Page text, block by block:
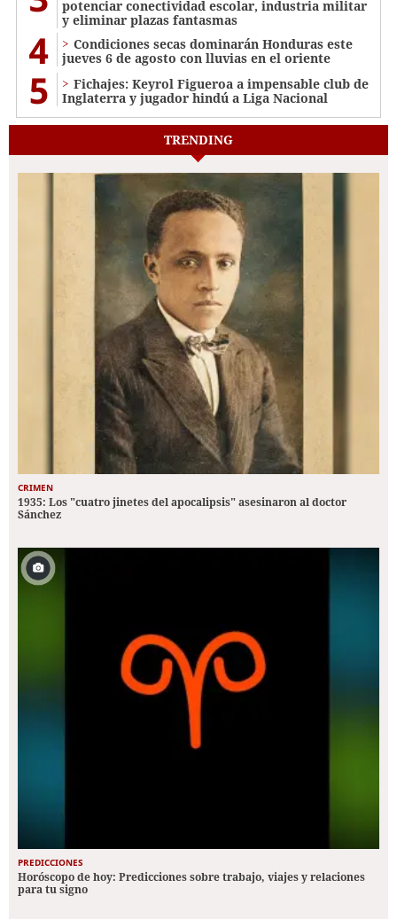
potenciar conectividad escolar, industria militar
y eliminar plazas fantasmas
4
Condiciones secas dominarán Honduras este
jueves 6 de agosto con lluvias en el oriente
5
Fichajes: Keyrol Figueroa a impensable club de
Inglaterra y jugador hindú a Liga Nacional
TRENDING
CRIMEN
1935: Los "cuatro jinetes del apocalipsis" asesinaron al doctor
Sánchez
PREDICCIONES
Horóscopo de hoy: Predicciones sobre trabajo, viajes y relaciones
para tu signo